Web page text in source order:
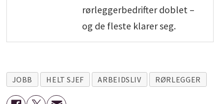
rørleggerbedrifter doblet –
og de fleste klarer seg.
JOBB HELT SJEF ARBEIDSLIV RØRLEGGER